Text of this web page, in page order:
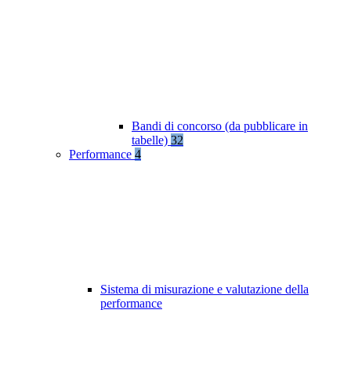
Bandi di concorso (da pubblicare in
tabelle) 32
Performance 4
Sistema di misurazione e valutazione della
performance